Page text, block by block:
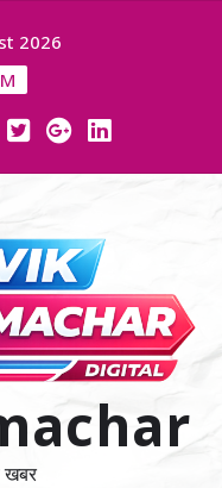
2026
खबर